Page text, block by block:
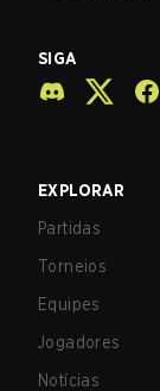
SIGA
EXPLORAR
Partidas
Torneios
Equipes
Jogadores
Notícias